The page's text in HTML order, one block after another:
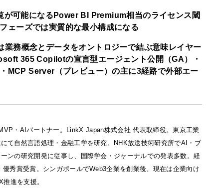
が可能になるPower BI Premium相当のライセンス閾
ェーズでは実質的な最小構成になる
務概念とデータをオントロジーで結ぶ意味レイヤー
365 Copilotの宣言型エージェント公開（GA）・
MCP Server（プレビュー）の主に3経路で外部エー
・AIパートナー。LinkX Japan株式会社 代表取締役。東京工業
て自然言語処理・金融工学を研究。NHK放送技術研究所でAI・ブ
ンの研究開発に従事し、国際学会・ジャーナルでの発表多数。経
優秀賞受賞。シンガポールでWeb3企業を創業後、現在は企業向け
進を支援。